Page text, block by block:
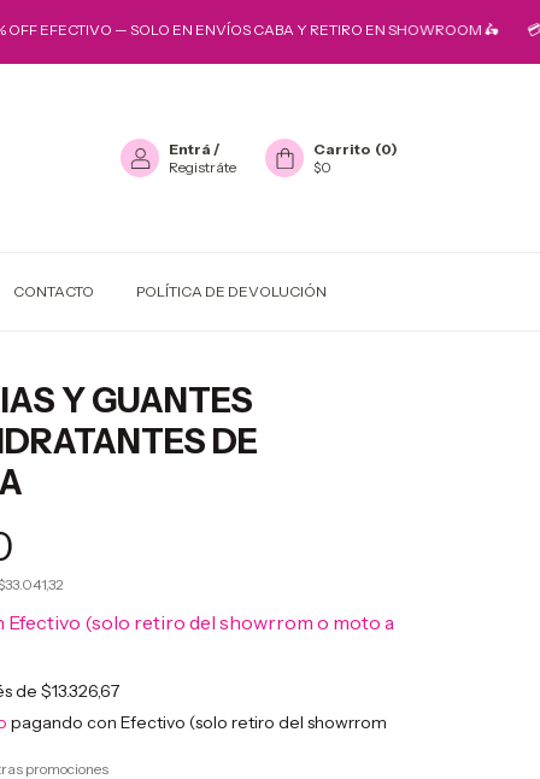
— SOLO EN ENVÍOS CABA Y RETIRO EN SHOWROOM 🛵 💳 10%
Entrá /
Registráte
Carrito (0)
$0
CONTACTO POLÍTICA DE DEVOLUCIÓN
Y GUANTES
DE
Efectivo (solo retiro del showrrom o moto a
de $13.326,67
pagando con Efectivo (solo retiro del showrrom
promociones